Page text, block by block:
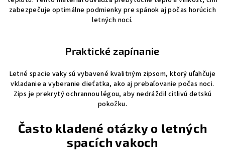
zabezpečuje optimálne podmienky pre spánok aj počas horúcich
letných nocí.
Praktické zapínanie
Letné spacie vaky sú vybavené kvalitným zipsom, ktorý uľahčuje
vkladanie a vyberanie dieťatka, ako aj prebaľovanie počas noci.
Zips je prekrytý ochrannou légou, aby nedráždil citlivú detskú
pokožku.
Často kladené otázky o letných
spacích vakoch